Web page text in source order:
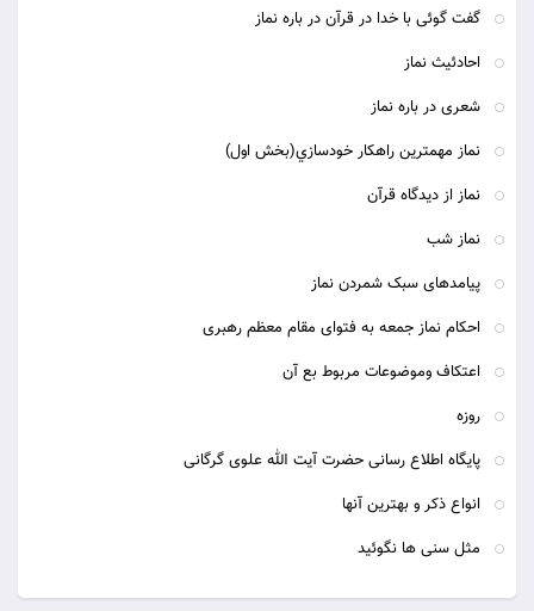
گفت گوئی با خدا در قرآن در باره نماز
احادئیث نماز
شعری در باره نماز
نماز مهمترين راهكار خودسازي(بخش اول)
نماز از دیدگاه قرآن
نماز شب
پیامدهای سبک شمردن نماز
احکام نماز جمعه به فتوای مقام معظم رهبری
اعتکاف وموضوعات مربوط بع آن
روزه
پایگاه اطلاع رسانی حضرت آیت الله علوی گرگانی
انواع ذکر و بهترین آنها
مثل سنی ها نگوئید